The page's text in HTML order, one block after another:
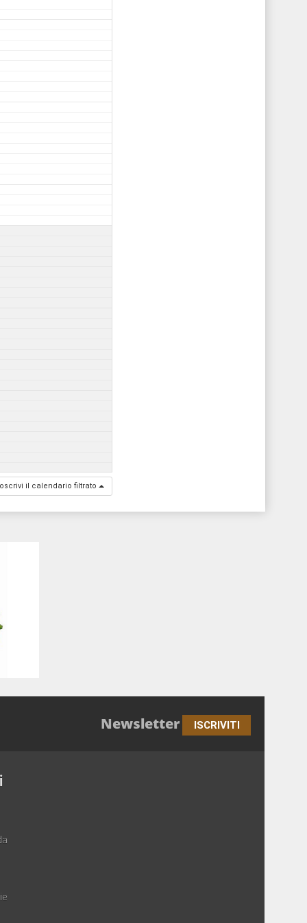
il calendario filtrato
Newsletter ISCRIVITI